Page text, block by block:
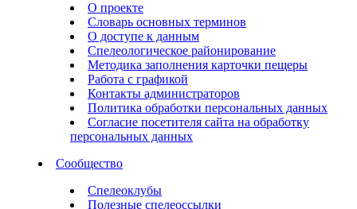
О проекте
Словарь основных терминов
О доступе к данным
Спелеологическое районирование
Методика заполнения карточки пещеры
Работа с графикой
Контакты администраторов
Политика обработки персональных данных
Согласие посетителя сайта на обработку
персональных данных
Сообщество
Спелеоклубы
Полезные спелеоссылки